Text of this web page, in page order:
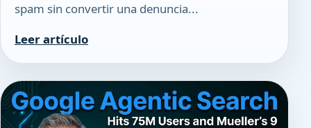
spam sin convertir una denuncia...
Leer artículo